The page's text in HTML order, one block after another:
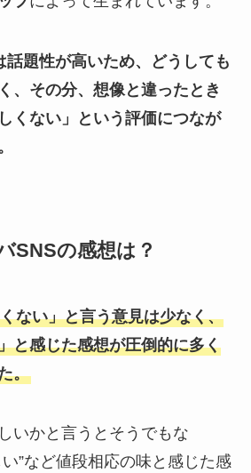
話題性が高いため、どうしても
、その分、想像と違ったとき
くない」という評価につなが
SNSの感想は？
ない」と言う意見は少なく、
と感じた感想が圧倒的に多く
。
いかと言うとそうでもな
”など値段相応の味と感じた感